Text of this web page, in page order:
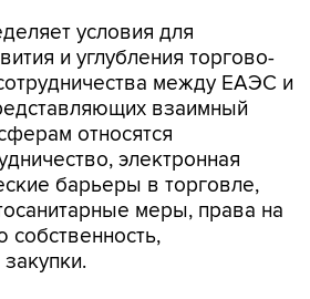
между ЕАЭС и
взаимный
относятся
электронная
барьеры в торговле,
меры, права на
собственность,